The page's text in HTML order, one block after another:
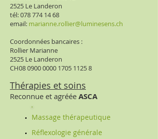
2525 Le Landeron
tél:078 774 14 68
email: ​marianne.rollier@luminesens.ch
Coordonnées bancaires :
Rollier Marianne
2525 Le Landeron
CH080900 0000 1705 1125 8
Thérapies et soins
Reconnue et agréée ASCA
Massage thérapeutique
Réflexologie générale